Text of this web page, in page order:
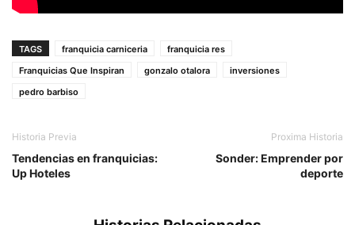
TAGS franquicia carniceria
franquicia res
Franquicias Que Inspiran
gonzalo otalora
inversiones
pedro barbiso
Historia Previa
Tendencias en franquicias:
Up Hoteles
Proxima Historia
Sonder: Emprender por
deporte